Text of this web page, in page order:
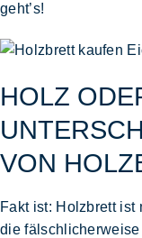
geht’s!
HOLZ
VON
Fakt ist: Holzbrett ist
die